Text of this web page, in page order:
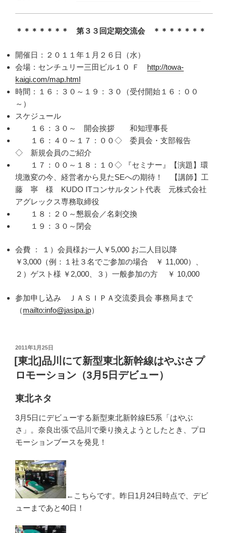
＊＊＊＊＊＊＊ 第３３回定期交流会 ＊＊＊＊＊＊＊
開催日：２０１１年１月２６日（水）
会場：センチュリー三田ビル１０ Ｆ http://towa-
kaigi.com/map.html
時間：１６：３０～１９：３０（受付開始１６：００
～）
スケジュール
１６：３０～ 開会挨拶 和知理事長
１６：４０～１７：００◇ 委員会・支部報告
◇ 新規会員のご紹介
１７：００～１８：１０◇ 『セミナー』【演題】環
境激変の今、経営者から見たSEへの期待！ 【講師】工
藤 寧 様 KUDO ITコンサルタント代表 元株式会社
アグレックス専務取締役
１８：２０～懇親会／名刺交換
１９：３０～閉会
会費 ： １）会員様お一人￥5,000 お二人目以降
￥3,000（例：１社３名でご参加の場合 ￥ 11,000）、
２）ゲスト様 ￥2,000、３）一般参加の方 ￥ 10,000
参加申し込み ＪＡＳＩＰＡ交流委員会 事務局まで
（mailto:info@jasipa.jp）
投
稿
日:
2011年1月25日
[東北]品川にて新型東北新幹線はやぶさプ
ロモーション（3月5日デビュー）
東北ネタ
3月5日にデビューする新型東北新幹線E5系「はやぶ
さ」。奈良出張で品川で乗り換えようとしたとき、プロ
モーションブースを発見！
←こちらです。昨日1月24日時点で、デビ
ューまであと40日！